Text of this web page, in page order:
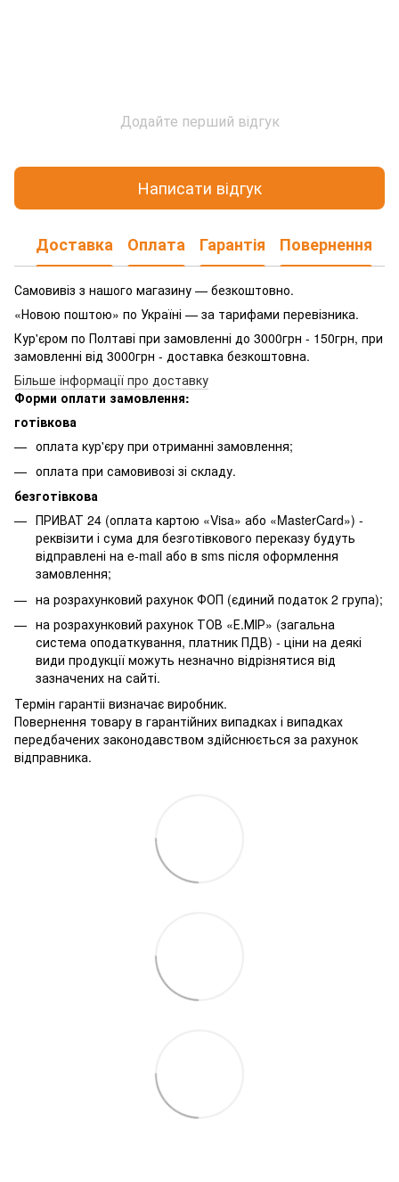
Додайте перший відгук
Написати відгук
Доставка Оплата Гарантія Повернення
Самовивіз з нашого магазину — безкоштовно.
«Новою поштою» по Україні — за тарифами перевізника.
Кур'єром по Полтаві при замовленні до 3000грн - 150грн, при
замовленні від 3000грн - доставка безкоштовна.
Більше інформації про доставку
Форми оплати замовлення:
готівкова
оплата кур'єру при отриманні замовлення;
оплата при самовивозі зі складу.
безготівкова
ПРИВАТ 24 (оплата картою «Visa» або «MasterCard») -
реквізити і сума для безготівкового переказу будуть
відправлені на e-mail або в sms після оформлення
замовлення;
на розрахунковий рахунок ФОП (єдиний податок 2 група);
на розрахунковий рахунок ТОВ «Е.МІР» (загальна
система оподаткування, платник ПДВ) - ціни на деякі
види продукції можуть незначно відрізнятися від
зазначених на сайті.
Термін гарантіі визначає виробник.
Повернення товару в гарантійних випадках і випадках
передбачених законодавством здійснюється за рахунок
відправника.